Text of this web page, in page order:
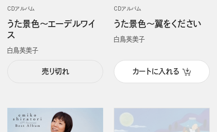
CDアルバム
うた景色～エーデルワイ
ス
白鳥英美子
売り切れ
CDアルバム
うた景色～翼をください
白鳥英美子
カートに入れる